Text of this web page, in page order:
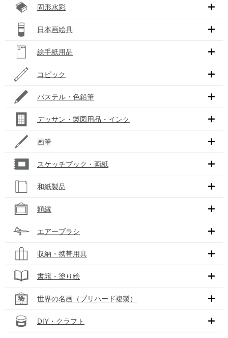
固形水彩
日本画絵具
絵手紙用品
コピック
パステル・色鉛筆
デッサン・製図用品・インク
画筆
スケッチブック・画紙
和紙製品
額縁
エアーブラシ
収納・携帯用具
書籍・塗り絵
世界の名画（プリハード複製）
DIY・クラフト